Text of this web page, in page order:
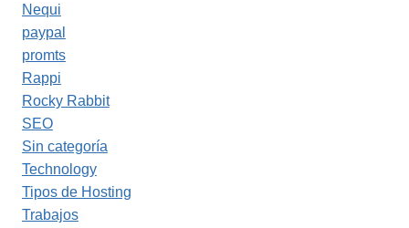
Nequi
paypal
promts
Rappi
Rocky Rabbit
SEO
Sin categoría
Technology
Tipos de Hosting
Trabajos